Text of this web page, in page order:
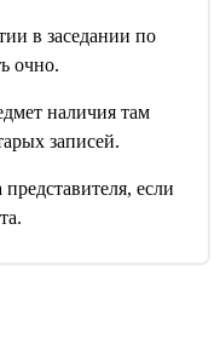
в заседании по
очно.
наличия там
записей.
если